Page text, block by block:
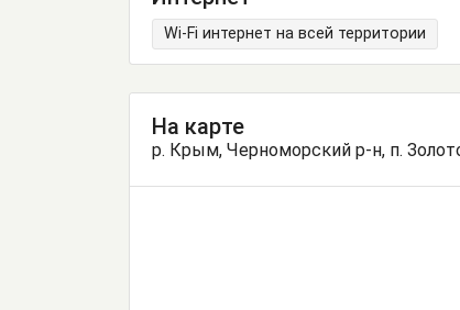
Wi-Fi интернет на всей территории
На карте
р. Крым, Черноморский р-н, п.